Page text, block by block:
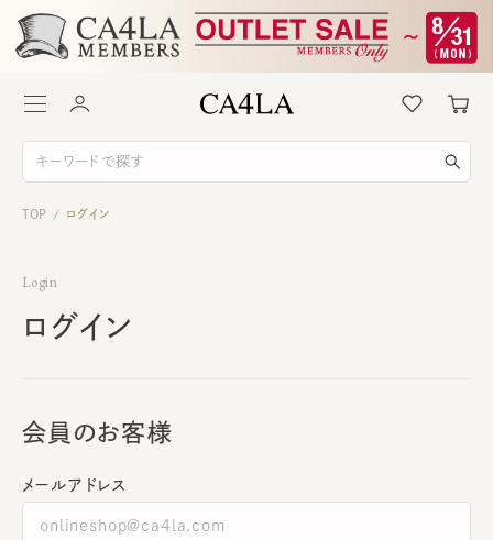
TOP / ログイン
Login
ログイン
会員のお客様
メールアドレス